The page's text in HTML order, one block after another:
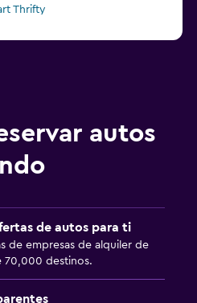
Thrifty
autos
de autos para ti
de empresas de alquiler de
70,000 destinos.